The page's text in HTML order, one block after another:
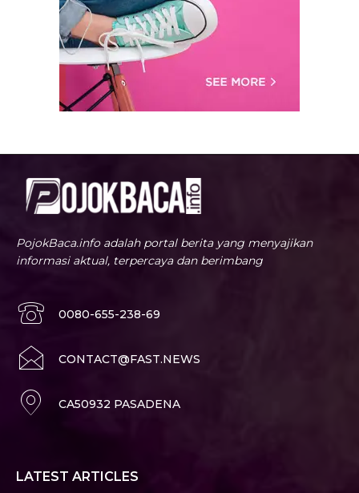
PojokBaca.info adalah portal berita yang menyajikan
informasi aktual, terpercaya dan berimbang
0080-655-238-69
CONTACT@FAST.NEWS
CA50932 PASADENA
LATEST ARTICLES